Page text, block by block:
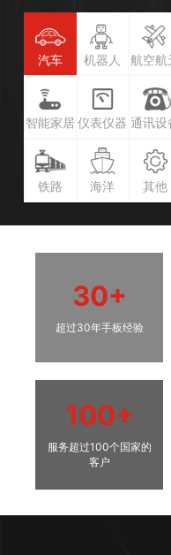
汽车 机器人 航空航
智能家居 仪表仪器 通讯设
铁路 海洋 其他
30+
超过30年手板经验
100+
服务超过100个国家的
客户